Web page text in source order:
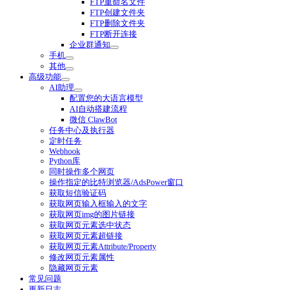
FTP重命名文件
FTP创建文件夹
FTP删除文件夹
FTP断开连接
企业群通知
手机
其他
高级功能
AI助理
配置您的大语言模型
AI自动搭建流程
微信 ClawBot
任务中心及执行器
定时任务
Webhook
Python库
同时操作多个网页
操作指定的比特浏览器/AdsPower窗口
获取短信验证码
获取网页输入框输入的文字
获取网页img的图片链接
获取网页元素选中状态
获取网页元素超链接
获取网页元素Attribute/Property
修改网页元素属性
隐藏网页元素
常见问题